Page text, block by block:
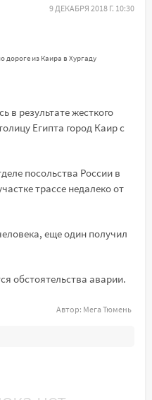
9 ДЕКАБРЯ 2018 Г. 10:30
дороге из Каира в Хургаду
в результате жесткого
Египта город Каир с
посольства России в
трассе недалеко от
еще один получил
обстоятельства аварии.
Автор: Мега Тюмень